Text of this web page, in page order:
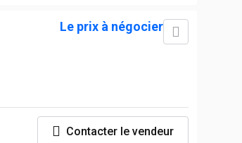
Le prix à négocier
Contacter le vendeur